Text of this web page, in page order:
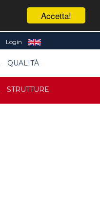
Accetta!
Login
QUALITÀ
STRUTTURE